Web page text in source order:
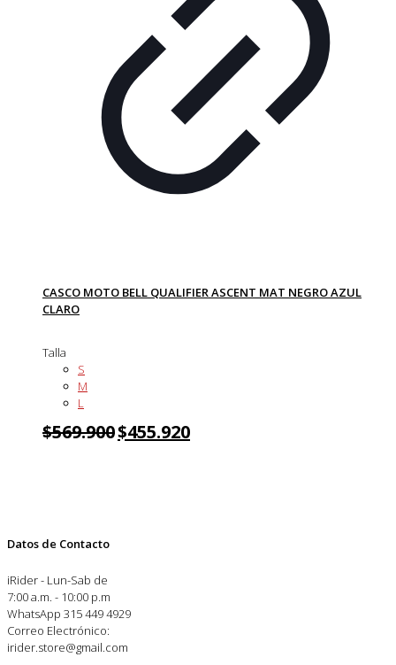
CASCO MOTO BELL QUALIFIER ASCENT MAT NEGRO AZUL
CLARO
Talla
S
M
L
$569.900$455.920
Datos de Contacto
iRider - Lun-Sab de
7:00 a.m. - 10:00 p.m
WhatsApp 315 449 4929
Correo Electrónico:
irider.store@gmail.com